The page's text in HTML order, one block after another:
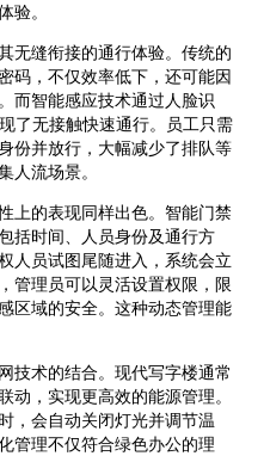
验。
无缝衔接的通行体验。传统的
码，不仅效率低下，还可能因
而智能感应技术通过人脸识
了无接触快速通行。员工只需
份并放行，大幅减少了排队等
人流场景。
上的表现同样出色。智能门禁
括时间、人员身份及通行方
人员试图尾随进入，系统会立
管理员可以灵活设置权限，限
区域的安全。这种动态管理能
技术的结合。现代写字楼通常
动，实现更高效的能源管理。
，会自动关闭灯光并调节温
管理不仅符合绿色办公的理